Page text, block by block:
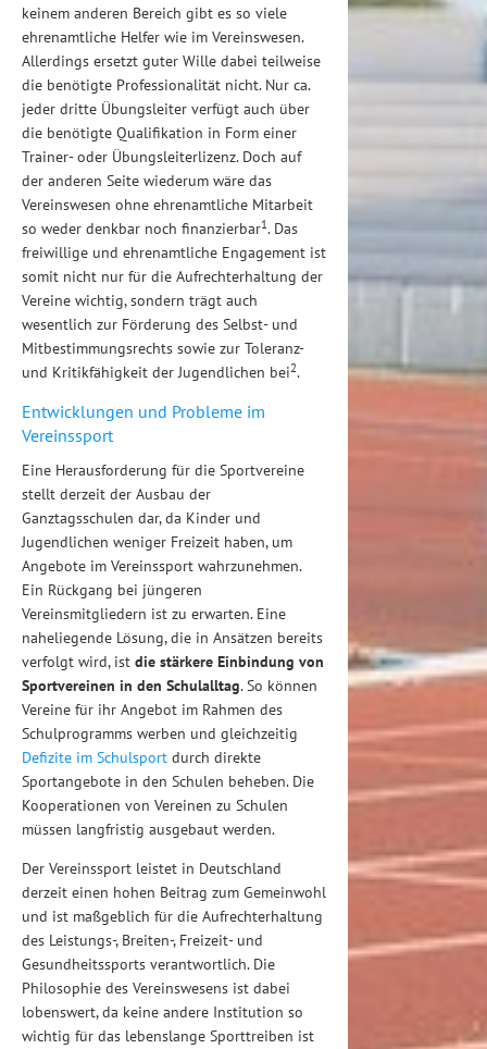
keinem anderen Bereich gibt es so viele
ehrenamtliche Helfer wie im Vereinswesen.
Allerdings ersetzt guter Wille dabei teilweise
die benötigte Professionalität nicht. Nur ca.
jeder dritte Übungsleiter verfügt auch über
die benötigte Qualifikation in Form einer
Trainer- oder Übungsleiterlizenz. Doch auf
der anderen Seite wiederum wäre das
Vereinswesen ohne ehrenamtliche Mitarbeit
so weder denkbar noch finanzierbar1. Das
freiwillige und ehrenamtliche Engagement ist
somit nicht nur für die Aufrechterhaltung der
Vereine wichtig, sondern trägt auch
wesentlich zur Förderung des Selbst- und
Mitbestimmungsrechts sowie zur Toleranz-
und Kritikfähigkeit der Jugendlichen bei2.
Entwicklungen und Probleme im
Vereinssport
Eine Herausforderung für die Sportvereine
stellt derzeit der Ausbau der
Ganztagsschulen dar, da Kinder und
Jugendlichen weniger Freizeit haben, um
Angebote im Vereinssport wahrzunehmen.
Ein Rückgang bei jüngeren
Vereinsmitgliedern ist zu erwarten. Eine
naheliegende Lösung, die in Ansätzen bereits
verfolgt wird, ist die stärkere Einbindung von
Sportvereinen in den Schulalltag. So können
Vereine für ihr Angebot im Rahmen des
Schulprogramms werben und gleichzeitig
Defizite im Schulsport durch direkte
Sportangebote in den Schulen beheben. Die
Kooperationen von Vereinen zu Schulen
müssen langfristig ausgebaut werden.
Der Vereinssport leistet in Deutschland
derzeit einen hohen Beitrag zum Gemeinwohl
und ist maßgeblich für die Aufrechterhaltung
des Leistungs-, Breiten-, Freizeit- und
Gesundheitssports verantwortlich. Die
Philosophie des Vereinswesens ist dabei
lobenswert, da keine andere Institution so
wichtig für das lebenslange Sporttreiben ist